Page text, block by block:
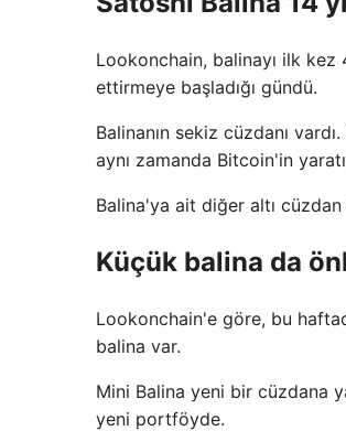
Lookonchain, balinayı ilk kez
ettirmeye başladığı gündü.
Balinanın sekiz cüzdanı
aynı zamanda Bitcoin'in
Balina'ya ait diğer altı
Küçük balina da
Lookonchain'e göre, bu
balina var.
Mini Balina yeni bir cüzdana
yeni portföyde.